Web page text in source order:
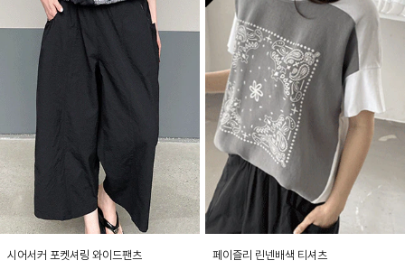
시어서커 포켓셔링 와이드팬츠
페이즐리 린넨배색 티셔츠